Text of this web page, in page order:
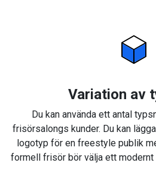
Variation av
Du kan använda ett antal
frisörsalongs kunder. Du kan
logotyp för en freestyle publik
formell frisör bör välja ett